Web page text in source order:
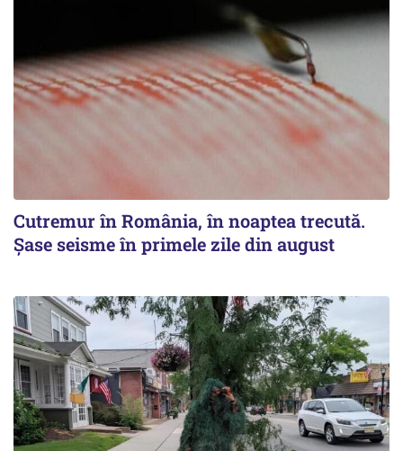
Cutremur în România, în noaptea trecută.
Șase seisme în primele zile din august